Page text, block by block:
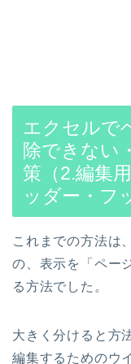
エクセルで
除できない
策（2.編集
ッダー・フ
これまでの方法は
の、表示を「ペー
る方法でした。
大きく分けると方
編集するためのウ